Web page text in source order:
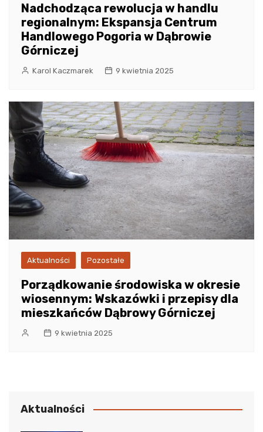
Nadchodząca rewolucja w handlu
regionalnym: Ekspansja Centrum
Handlowego Pogoria w Dąbrowie
Górniczej
Karol Kaczmarek 9 kwietnia 2025
Aktualności Pozostałe
Porządkowanie środowiska w okresie
wiosennym: Wskazówki i przepisy dla
mieszkańców Dąbrowy Górniczej
9 kwietnia 2025
Aktualności